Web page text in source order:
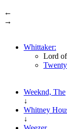
←
→
Whittaker:
Lord
Weeknd, The
↓
Whitney
↓